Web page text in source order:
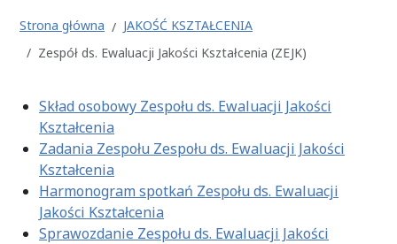
Strona główna
JAKOŚĆ KSZTAŁCENIA
Zespół ds. Ewaluacji Jakości Kształcenia (ZEJK)
Skład osobowy Zespołu ds. Ewaluacji Jakości
Kształcenia
Zadania Zespołu Zespołu ds. Ewaluacji Jakości
Kształcenia
Harmonogram spotkań Zespołu ds. Ewaluacji
Jakości Kształcenia
Sprawozdanie Zespołu ds. Ewaluacji Jakości